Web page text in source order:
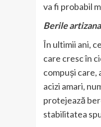
va fi probabil
Berile
În ultimii ani,
care cresc în
compuși care,
acizi amari,
protejează
stabilitatea